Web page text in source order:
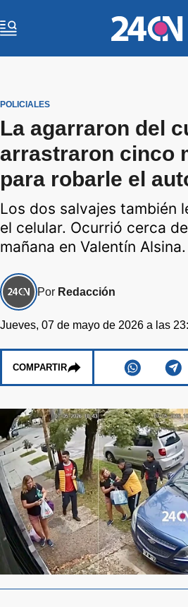
POLICIALES
La agarraron del
arrastraron cinco
para robarle el
Los dos salvajes también
el celular. Ocurrió cerca
mañana en Valentín Alsina.
Por Redacción
Jueves, 07 de mayo de 2026 a las
COMPARTIR